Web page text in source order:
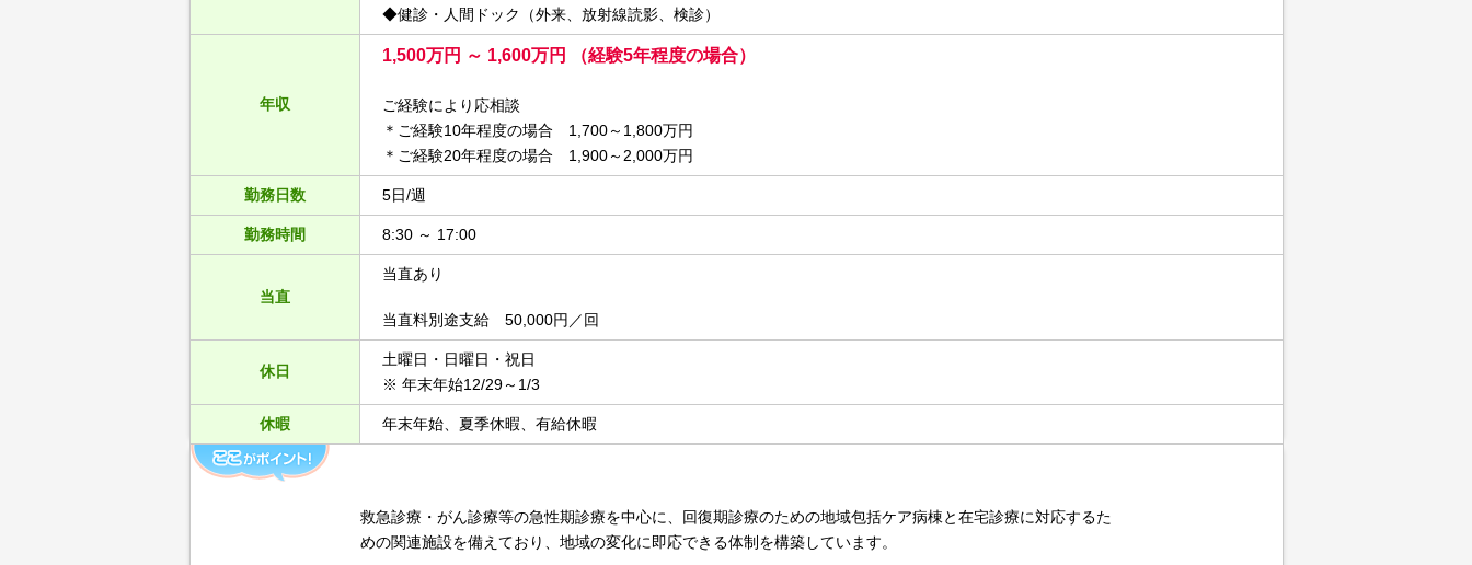
◆健診・人間ドック（外来、放射線読影、検診）
年収
1,500万円 ～ 1,600万円 （経験5年程度の場合）
ご経験により応相談
＊ご経験10年程度の場合 1,700～1,800万円
＊ご経験20年程度の場合 1,900～2,000万円
勤務日数 5日/週
勤務時間 8:30 ～ 17:00
当直
当直あり
当直料別途支給 50,000円／回
休日
土曜日・日曜日・祝日
※ 年末年始12/29～1/3
休暇 年末年始、夏季休暇、有給休暇
救急診療・がん診療等の急性期診療を中心に、回復期診療のための地域包括ケア病棟と在宅診療に対応するた
めの関連施設を備えており、地域の変化に即応できる体制を構築しています。